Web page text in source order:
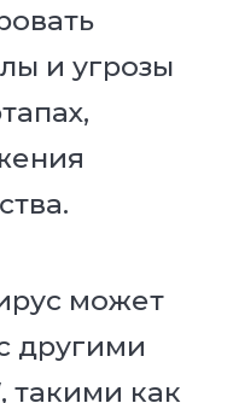
и угрозы
может
другими
такими как